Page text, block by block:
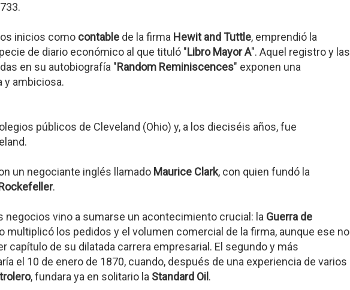
inicios como contable de la firma Hewit and Tuttle, emprendió la
de diario económico al que tituló "Libro Mayor A". Aquel registro y las
en su autobiografía "Random Reminiscences" exponen una
y ambiciosa.
públicos de Cleveland (Ohio) y, a los dieciséis años, fue
un negociante inglés llamado Maurice Clark, con quien fundó la
.
negocios vino a sumarse un acontecimiento crucial: la Guerra de
multiplicó los pedidos y el volumen comercial de la firma, aunque ese no
capítulo de su dilatada carrera empresarial. El segundo y más
el 10 de enero de 1870, cuando, después de una experiencia de varios
, fundara ya en solitario la Standard Oil .